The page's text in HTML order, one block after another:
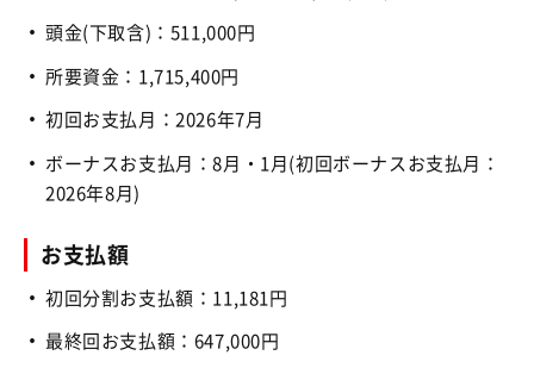
頭金(下取含)：511,000円
所要資金：1,715,400円
初回お支払月：2026年7月
ボーナスお支払月：8月・1月(初回ボーナスお支払月：
2026年8月)
お支払額
初回分割お支払額：11,181円
最終回お支払額：647,000円